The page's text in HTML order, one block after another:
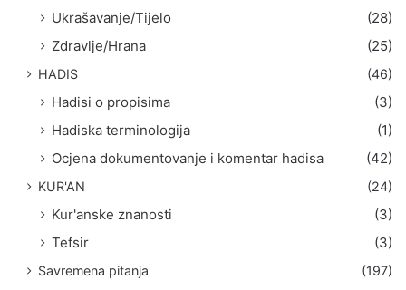
Ukrašavanje/Tijelo
(28)
Zdravlje/Hrana
(25)
HADIS (46)
Hadisi o propisima
(3)
Hadiska terminologija
(1)
Ocjena dokumentovanje i komentar hadisa
(42)
KUR'AN (24)
Kur'anske znanosti
(3)
Tefsir
(3)
Savremena pitanja
(197)